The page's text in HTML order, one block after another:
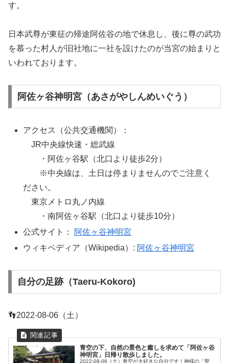
す。
日本武尊が東征の帰途阿佐谷の地で休息し、後に尊の武功
を慕った村人が旧社地に一社を設けたのが当宮の始まりと
いわれております。
阿佐ヶ谷神明宮（あさがやしんめいぐう）
アクセス（公共交通機関）：
JR中央線快速・総武線
・阿佐ヶ谷駅（北口より徒歩2分）
※中央線は、土日は停まりませんのでご注意く
ださい。
東京メトロ丸ノ内線
・南阿佐ヶ谷駅（北口より徒歩10分）
公式サイト：
阿佐ヶ谷神明宮
ウィキペディア（Wikipedia）: 阿佐ヶ谷神明宮
自分の足跡（Taeru-Kokoro)
👣2022-08-06（土）
青空の下、自然の景色と癒しを求めて「阿佐ヶ谷
神明宮」日帰り散歩しました。
2022-08-06（土）青空が大好きな自分です！神様の「聖